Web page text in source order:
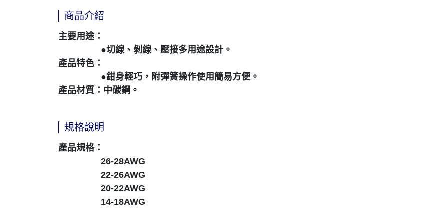
商品介紹
主要用途：
●切線、剝線、壓接多用途設計。
產品特色：
●鉗身輕巧，附彈簧操作使用簡易方便。
產品材質：中碳鋼。
規格說明
產品規格：
26-28AWG
22-26AWG
20-22AWG
14-18AWG